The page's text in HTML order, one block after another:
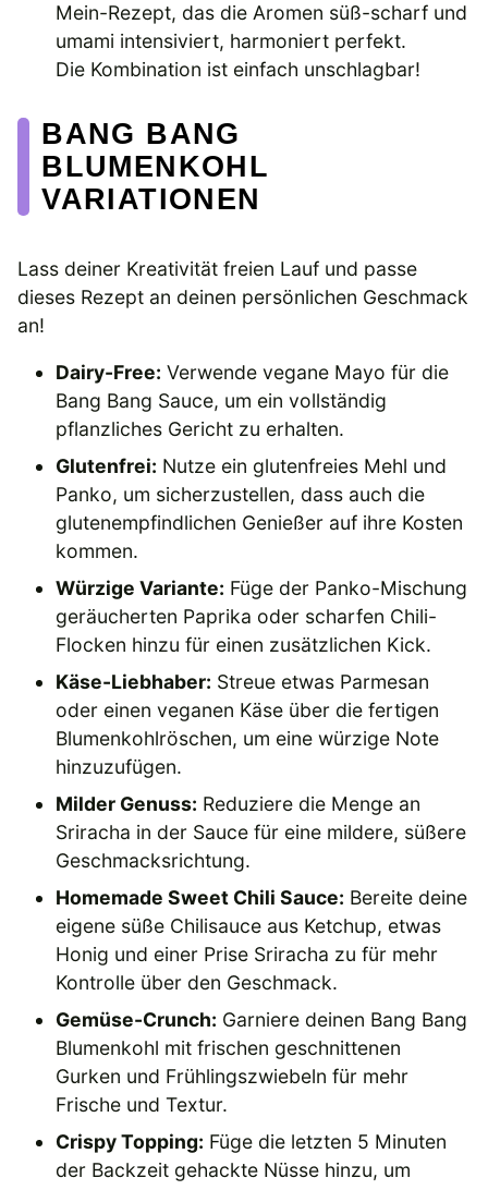
Mein-Rezept, das die Aromen süß-scharf und
umami intensiviert, harmoniert perfekt.
Die Kombination ist einfach unschlagbar!
BANG BANG
BLUMENKOHL
VARIATIONEN
Lass deiner Kreativität freien Lauf und passe
dieses Rezept an deinen persönlichen Geschmack
an!
Dairy-Free: Verwende vegane Mayo für die
Bang Bang Sauce, um ein vollständig
pflanzliches Gericht zu erhalten.
Glutenfrei: Nutze ein glutenfreies Mehl und
Panko, um sicherzustellen, dass auch die
glutenempfindlichen Genießer auf ihre Kosten
kommen.
Würzige Variante: Füge der Panko-Mischung
geräucherten Paprika oder scharfen Chili-
Flocken hinzu für einen zusätzlichen Kick.
Käse-Liebhaber: Streue etwas Parmesan
oder einen veganen Käse über die fertigen
Blumenkohlröschen, um eine würzige Note
hinzuzufügen.
Milder Genuss: Reduziere die Menge an
Sriracha in der Sauce für eine mildere, süßere
Geschmacksrichtung.
Homemade Sweet Chili Sauce: Bereite deine
eigene süße Chilisauce aus Ketchup, etwas
Honig und einer Prise Sriracha zu für mehr
Kontrolle über den Geschmack.
Gemüse-Crunch: Garniere deinen Bang Bang
Blumenkohl mit frischen geschnittenen
Gurken und Frühlingszwiebeln für mehr
Frische und Textur.
Crispy Topping: Füge die letzten 5 Minuten
der Backzeit gehackte Nüsse hinzu, um